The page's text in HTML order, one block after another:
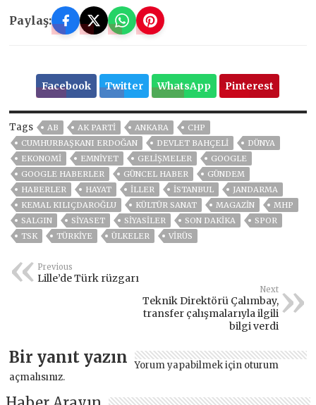
Paylaş:
Facebook Twitter WhatsApp Pinterest
Tags AB AK PARTİ ANKARA
CHP
CUMHURBAŞKANI ERDOĞAN
DEVLET BAHÇELİ
DÜNYA
EKONOMİ
EMNİYET GELIŞMELER
GOOGLE
GOOGLE HABERLER
GÜNCEL HABER
GÜNDEM
HABERLER
HAYAT İLLER ISTANBUL
JANDARMA
KEMAL KILIÇDAROĞLU
KÜLTÜR SANAT MAGAZİN
MHP
SALGIN
SİYASET SİYASİLER SON DAKIKA
SPOR
TSK
TÜRKİYE ÜLKELER VIRÜS
Previous
Lille’de Türk rüzgarı
Next
Teknik Direktörü Çalımbay,
transfer çalışmalarıyla ilgili
bilgi verdi
Bir yanıt yazın Yorum yapabilmek için oturum
açmalısınız.